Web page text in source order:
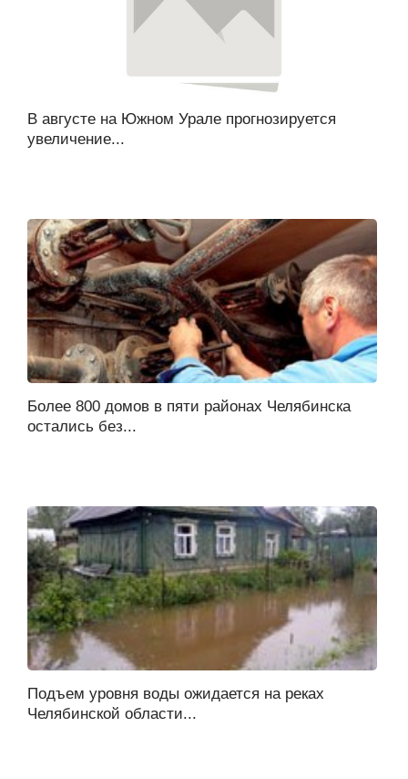
В августе на Южном Урале прогнозируется
увеличение...
Более 800 домов в пяти районах Челябинска
остались без...
Подъем уровня воды ожидается на реках
Челябинской области...